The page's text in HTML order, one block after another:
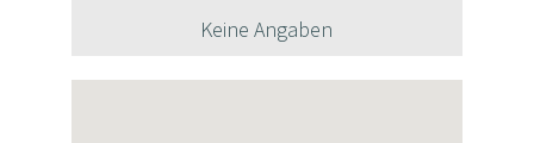
Keine Angaben